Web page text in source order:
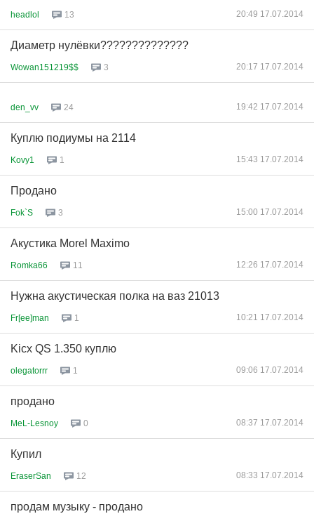
headlol 13 20:49 17.07.2014
Диаметр нулёвки??????????????
Wowan151219$$ 3 20:17 17.07.2014
den_vv 24 19:42 17.07.2014
Куплю подиумы на 2114
Kovy1 1 15:43 17.07.2014
Продано
Fok`S 3 15:00 17.07.2014
Акустика Morel Maximo
Romka66 11 12:26 17.07.2014
Нужна акустическая полка на ваз 21013
Fr[ee]man 1 10:21 17.07.2014
Kicx QS 1.350 куплю
olegatorrr 1 09:06 17.07.2014
продано
MeL-Lesnoy 0 08:37 17.07.2014
Купил
EraserSan 12 08:33 17.07.2014
продам музыку - продано